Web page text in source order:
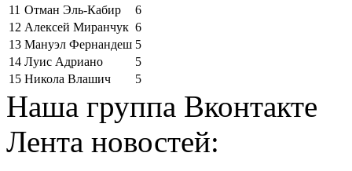
11 Отман Эль-Кабир
6
12 Алексей Миранчук 6
13 Мануэл Фернандеш 5
14 Луис Адриано
5
15 Никола Влашич 5
Наша группа Вконтакте
Лента новостей: